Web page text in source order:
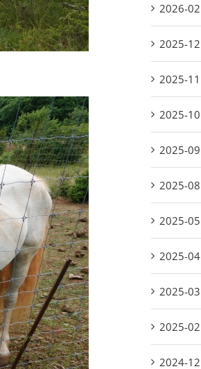
2026-
2025-12
2025-11
2025-10
2025-09
2025-08
2025-
2025-04
2025-03
2025-02
2024-12